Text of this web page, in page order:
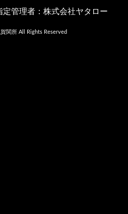
管理者：株式会社ヤタロー
関所 All Rights Reserved